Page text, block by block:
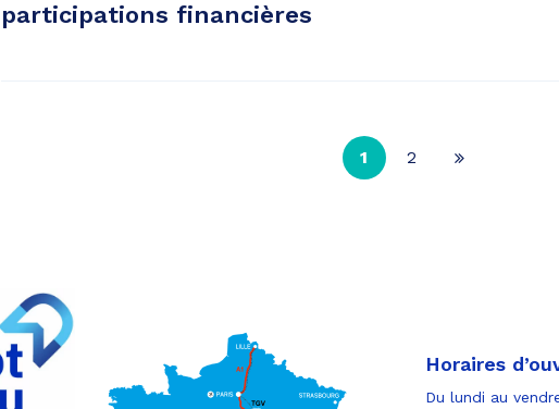
participations financières
1 2
Page
Horaires
Du lundi au